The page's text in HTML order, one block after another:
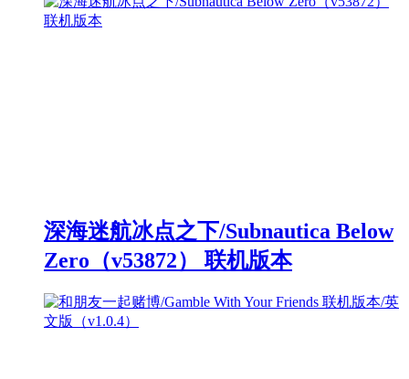
深海迷航冰点之下/Subnautica Below
Zero（v53872） 联机版本